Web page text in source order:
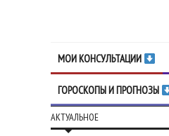
МОИ КОНСУЛЬТАЦИИ
ГОРОСКОПЫ И ПРОГНОЗЫ
АКТУАЛЬНОЕ